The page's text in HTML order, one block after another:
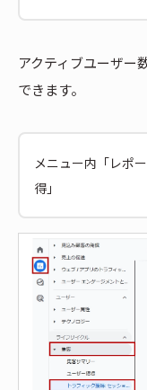
アクティブユーザー
できます。
メニュー内「レポ
得」